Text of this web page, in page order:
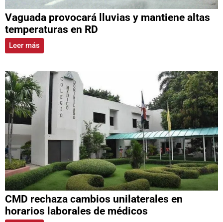
Vaguada provocará lluvias y mantiene altas
temperaturas en RD
Leer más
CMD rechaza cambios unilaterales en
horarios laborales de médicos